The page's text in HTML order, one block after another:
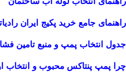
راهنمای جامع خرید پکیج ایران
جدول انتخاب پمپ و منبع تامین
چرا پمپ پنتاکس محبوب و انتخاب